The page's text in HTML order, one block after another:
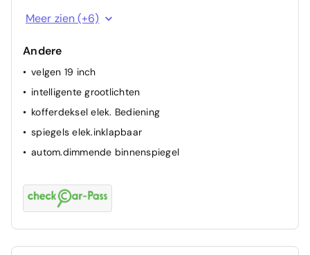
waarschuwing overschrijden wegmarkering
alarm
ESP
airbag passagier
ABS
Meer zien (+6)
Andere
velgen 19 inch
intelligente grootlichten
kofferdeksel elek. Bediening
spiegels elek.inklapbaar
autom.dimmende binnenspiegel